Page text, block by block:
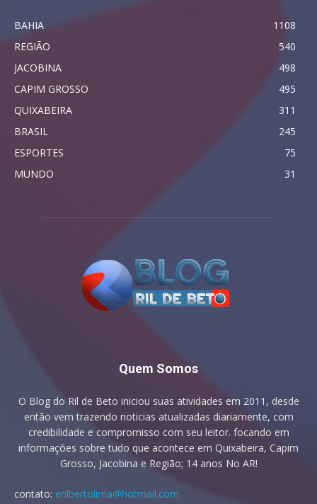
BAHIA
1108
REGIÃO
540
JACOBINA
498
CAPIM GROSSO
495
QUIXABEIRA
311
BRASIL
245
ESPORTES
75
MUNDO
31
Quem Somos
O Blog do Ril de Beto iniciou suas atividades em 2011, desde
então vem trazendo noticias atualizadas diariamente, com
credibilidade e compromisso com seu leitor. focando em
informações sobre tudo que acontece em Quixabeira, Capim
Grosso, Jacobina e Região; 14 anos No AR!
contato: erilbertolima@hotmail.com